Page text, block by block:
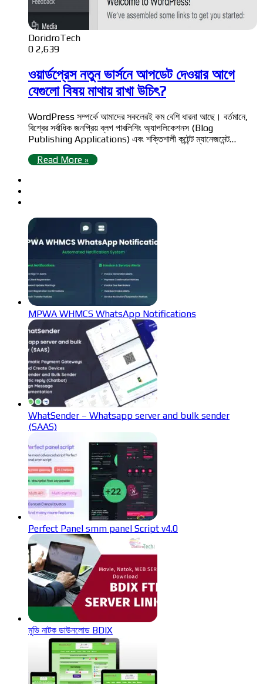
DoridroTech
0 2,639
ওয়ার্ডপ্রেস নতুন ভার্সনে আপডেট দেওয়ার আগে
যেগুলো বিষয় মাথায় রাখা উচিৎ?
WordPress সম্পর্কে আমাদের সকলেরই কম বেশি ধারনা আছে। বর্তমানে,
বিশ্বের সর্বাধিক জনপ্রিয় ব্লগ পাবলিশিং অ্যাপলিকেশনস (Blog
Publishing Applications) এবং শক্তিশালী কন্টেন্ট ম্যানেজমেন্ট…
Read More »
MPWA WHMCS WhatsApp Notifications
WhatSender – Whatsapp server and bulk sender
(SAAS)
Perfect Panel smm panel Script v4.0
মুভি নাটক ডাউনলোড BDIX